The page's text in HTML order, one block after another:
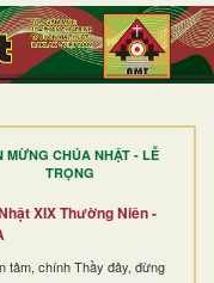
MỪNG CHÚA NHẬT - LỄ
TRỌNG
XIX Thường Niên -
tâm, chính Thầy đây, đừng